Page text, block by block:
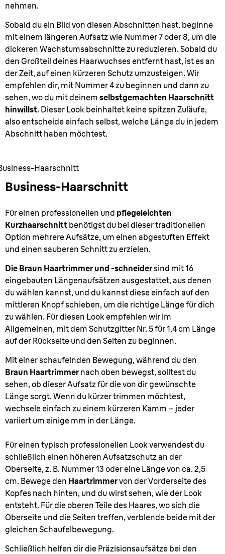
nehmen.
Sobald du ein Bild von diesen Abschnitten hast, beginne
mit einem längeren Aufsatz wie Nummer 7 oder 8, um die
dickeren Wachstumsabschnitte zu reduzieren. Sobald du
den Großteil deines Haarwuchses entfernt hast, ist es an
der Zeit, auf einen kürzeren Schutz umzusteigen. Wir
empfehlen dir, mit Nummer 4 zu beginnen und dann zu
sehen, wo du mit deinem selbstgemachten Haarschnitt
hinwillst. Dieser Look beinhaltet keine spitzen Zuläufe,
also entscheide einfach selbst, welche Länge du in jedem
Abschnitt haben möchtest.
Haarschnitt
Business-Haarschnitt
Für einen professionellen und pflegeleichten
Kurzhaarschnitt benötigst du bei dieser traditionellen
Option mehrere Aufsätze, um einen abgestuften Effekt
und einen sauberen Schnitt zu erzielen.
Die Braun Haartrimmer und -schneidersind mit 16
eingebauten Längenaufsätzen ausgestattet, aus denen
du wählen kannst, und du kannst diese einfach auf den
mittleren Knopf schieben, um die richtige Länge für dich
zu wählen. Für diesen Look empfehlen wir im
Allgemeinen, mit dem Schutzgitter Nr. 5 für 1,4 cm Länge
auf der Rückseite und den Seiten zu beginnen.
Mit einer schaufelnden Bewegung, während du den
Braun Haartrimmernach oben bewegst, solltest du
sehen, ob dieser Aufsatz für die von dir gewünschte
Länge sorgt. Wenn du kürzer trimmen möchtest,
wechsele einfach zu einem kürzeren Kamm – jeder
variiert um einige mm in der Länge.
Für einen typisch professionellen Look verwendest du
schließlich einen höheren Aufsatzschutz an der
Oberseite, z. B. Nummer 13 oder eine Länge von ca. 2,5
cm. Bewege den Haartrimmervon der Vorderseite des
Kopfes nach hinten, und du wirst sehen, wie der Look
entsteht. Für die oberen Teile des Haares, wo sich die
Oberseite und die Seiten treffen, verblende beide mit der
gleichen Schaufelbewegung.
Schließlich helfen dir die Präzisionsaufsätze bei den